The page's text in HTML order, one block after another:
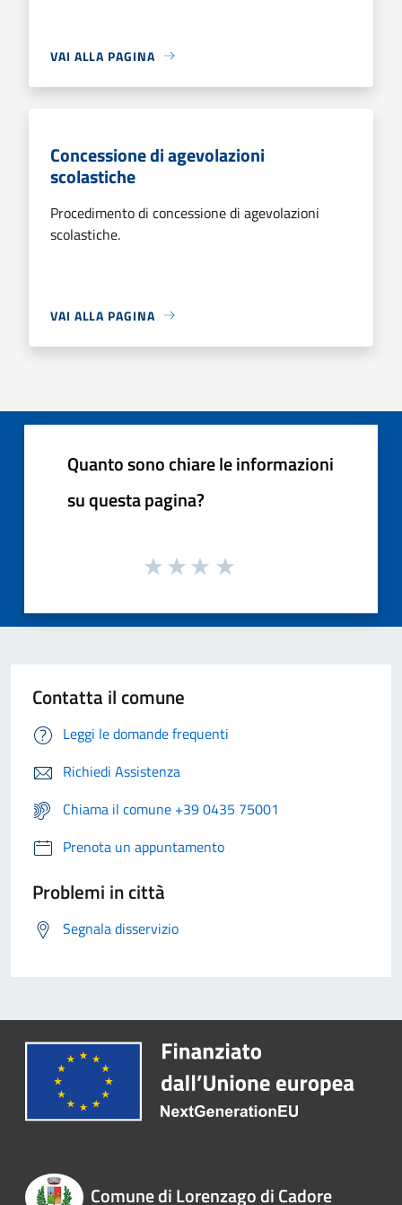
VAI ALLA PAGINA
Concessione di agevolazioni
scolastiche
Procedimento di concessione di agevolazioni
scolastiche.
VAI ALLA PAGINA
Quanto sono chiare le informazioni
su questa pagina?
Contatta il comune
Leggi le domande frequenti
Richiedi Assistenza
Chiama il comune +39 0435 75001
Prenota un appuntamento
Problemi in città
Segnala disservizio
Comune di Lorenzago di Cadore